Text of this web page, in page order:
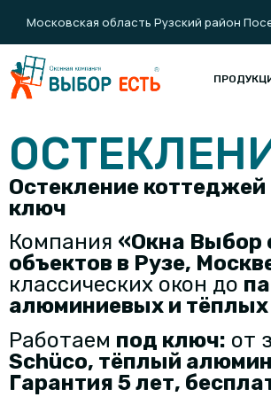
Московская область Рузский район
Остекление
ключ
Компания «Окна Выбор
объектов в Рузе,
классических окон до
алюминиевых и
Работаем под ключ: от
Schüco, тёплый
Гарантия 5 лет,